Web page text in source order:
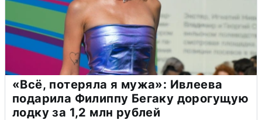
«Всё, потеряла я мужа»: Ивлеева
подарила Филиппу Бегаку дорогущую
лодку за 1,2 млн рублей